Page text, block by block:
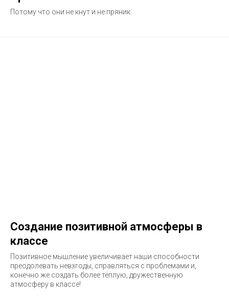
Потому что они не кнут и не пряник.
Создание позитивной атмосферы в
классе
Позитивное мышление увеличивает наши способности
преодолевать невзгоды, справляться с проблемами и,
конечно же создать более тёплую, дружественную
атмосферу в классе!